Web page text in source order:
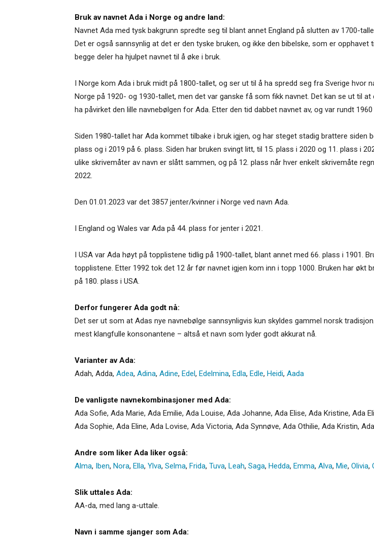
Bruk av navnet Ada i Norge og andre land:
Navnet Ada med tysk bakgrunn spredte seg til blant annet England på slutten av 1700-
Det er også sannsynlig at det er den tyske bruken, og ikke den bibelske, som er
begge deler ha hjulpet navnet til å øke i bruk.
I Norge kom Ada i bruk midt på 1800-tallet, og ser ut til å ha spredd seg fra Sverige hvor
Norge på 1920- og 1930-tallet, men det var ganske få som fikk navnet. Det kan se ut til
ha påvirket den lille navnebølgen for Ada. Etter den tid dabbet navnet av, og var rundt
Siden 1980-tallet har Ada kommet tilbake i bruk igjen, og har steget stadig brattere siden
plass og i 2019 på 6. plass. Siden har bruken svingt litt, til 15. plass i 2020 og 11. plass i
ulike skrivemåter av navn er slått sammen, og på 12. plass når hver enkelt skrivemåte
2022.
Den 01.01.2023 var det 3857 jenter/kvinner i Norge ved navn Ada.
I England og Wales var Ada på 44. plass for jenter i 2021.
I USA var Ada høyt på topplistene tidlig på 1900-tallet, blant annet med 66. plass i 1901.
topplistene. Etter 1992 tok det 12 år før navnet igjen kom inn i topp 1000. Bruken har økt
på 180. plass i USA.
Derfor fungerer Ada godt nå:
Det ser ut som at Adas nye navnebølge sannsynligvis kun skyldes gammel norsk
mest klangfulle konsonantene – altså et navn som lyder godt akkurat nå.
Varianter av Ada:
Adah, Adda, Adea, Adina, Adine, Edel, Edelmina, Edla, Edle, Heidi, Aada
De vanligste navnekombinasjoner med Ada:
Ada Sofie, Ada Marie, Ada Emilie, Ada Louise, Ada Johanne, Ada Elise, Ada Kristine, Ada
Ada Sophie, Ada Eline, Ada Lovise, Ada Victoria, Ada Synnøve, Ada Othilie, Ada Kristin,
Andre som liker Ada liker også:
Alma, Iben, Nora, Ella, Ylva, Selma, Frida, Tuva, Leah, Saga, Hedda, Emma, Alva, Mie, Olivia,
Slik uttales Ada:
AA-da, med lang a-uttale.
Navn i samme sjanger som Ada: